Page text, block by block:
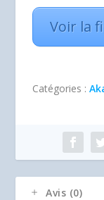
Voir la
Catégories :
Avis (0)